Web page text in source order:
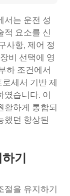
서는 운전 성
적 요소를 신
사항, 제어 정
비 선택에 영
하 조건에서
세서 기반 제
였습니다. 이
활하게 통합되
했던 향상된
기
절을 유지하기